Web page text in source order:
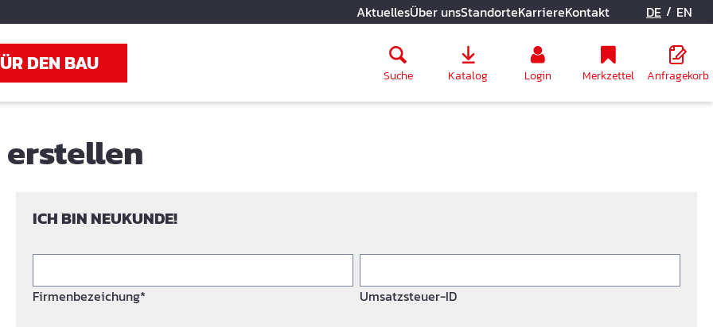
AktuellesÜber unsStandorteKarriereKontakt DE / EN
DEN BAU Suche Katalog Login Merkzettel Anfragekorb
ICH BIN NEUKUNDE!
Firmenbezeichung* Umsatzsteuer-ID